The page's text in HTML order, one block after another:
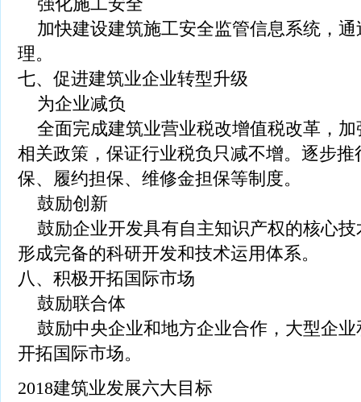
加快建设建筑施工安全监管信息系统，
理。
七、促进建筑业企业转型升级
为企业减负
全面完成建筑业营业税改增值税改革，
相关政策，保证行业税负只减不增。逐步
保、履约担保、维修金担保等制度。
鼓励创新
鼓励企业开发具有自主知识产权的核心
形成完备的科研开发和技术运用体系。
八、积极开拓国际市场
鼓励联合体
鼓励中央企业和地方企业合作，大型企
开拓国际市场。
2018建筑业发展六大目标